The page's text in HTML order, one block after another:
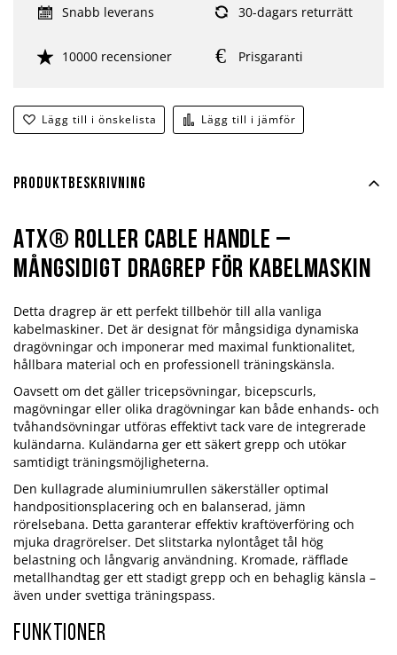
Lägg till i önskelista Lägg till i jämför
Snabb leverans 30-dagars returrätt
10000 recensioner Prisgaranti
Produktbeskrivning
ATX® Roller Cable Handle –
mångsidigt dragrep för kabelmaskin
Detta dragrep är ett perfekt tillbehör till alla vanliga
kabelmaskiner. Det är designat för mångsidiga dynamiska
dragövningar och imponerar med maximal funktionalitet,
hållbara material och en professionell träningskänsla.
Oavsett om det gäller tricepsövningar, bicepscurls,
magövningar eller olika dragövningar kan både enhands- och
tvåhandsövningar utföras effektivt tack vare de integrerade
kuländarna. Kuländarna ger ett säkert grepp och utökar
samtidigt träningsmöjligheterna.
Den kullagrade aluminiumrullen säkerställer optimal
handpositionsplacering och en balanserad, jämn
rörelsebana. Detta garanterar effektiv kraftöverföring och
mjuka dragrörelser. Det slitstarka nylontåget tål hög
belastning och långvarig användning. Kromade, räfflade
metallhandtag ger ett stadigt grepp och en behaglig känsla –
även under svettiga träningspass.
Funktioner